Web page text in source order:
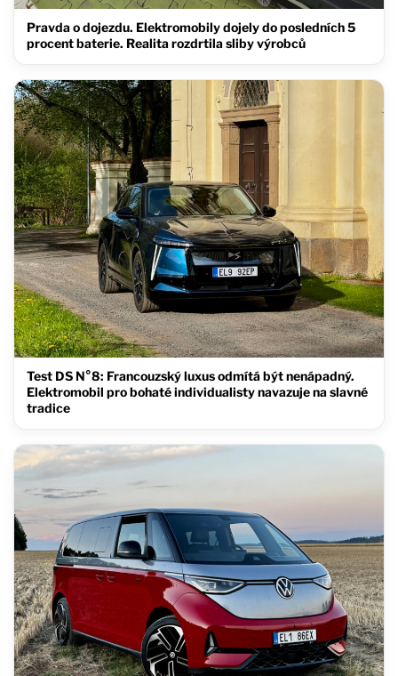
Pravda o dojezdu. Elektromobily dojely do posledních 5
procent baterie. Realita rozdrtila sliby výrobců
Test DS N°8: Francouzský luxus odmítá být nenápadný.
Elektromobil pro bohaté individualisty navazuje na slavné
tradice